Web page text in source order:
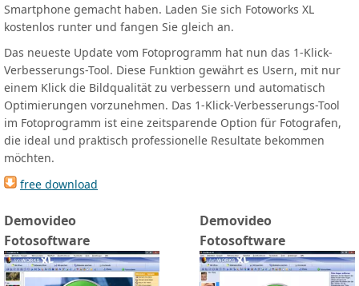
Smartphone gemacht haben. Laden Sie sich Fotoworks XL
kostenlos runter und fangen Sie gleich an.
Das neueste Update vom Fotoprogramm hat nun das 1-Klick-
Verbesserungs-Tool. Diese Funktion gewährt es Usern, mit nur
einem Klick die Bildqualität zu verbessern und automatisch
Optimierungen vorzunehmen. Das 1-Klick-Verbesserungs-Tool
im Fotoprogramm ist eine zeitsparende Option für Fotografen,
die ideal und praktisch professionelle Resultate bekommen
möchten.
free download
Demovideo
Fotosoftware
Demovideo
Fotosoftware